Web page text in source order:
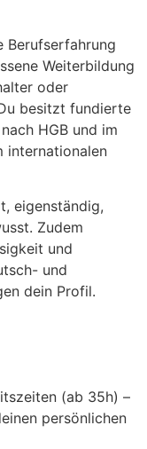
Berufserfahrung
Weiterbildung
oder
besitzt fundierte
HGB und im
internationalen
eigenständig,
Zudem
und
und
dein Profil.
(ab 35h) –
persönlichen